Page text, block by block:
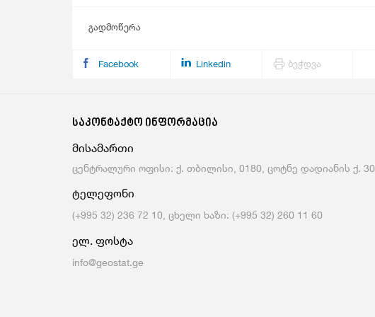
გადმოწერა
Facebook Linkedin ბეჭდვა
საკონტაქტო ინფორმაცია
მისამართი
ცენტრალური ოფისი: ქ. თბილისი, 0180, ცოტნე დადიანის ქ. 30
ტელეფონი
(+995 32) 236 72 10, ცხელი ხაზი: (+995 32) 260 11 60
ელ. ფოსტა
info@geostat.ge